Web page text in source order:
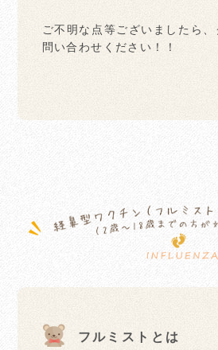
ご不明な点等ございましたら
問い合わせください！！
フルミストとは